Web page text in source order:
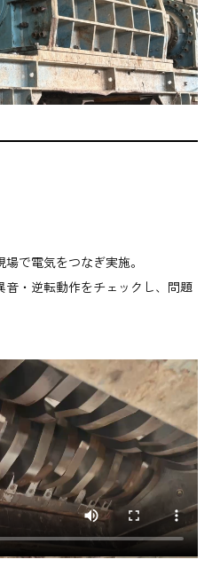
で電気をつなぎ実施。
・逆転動作をチェックし、問題